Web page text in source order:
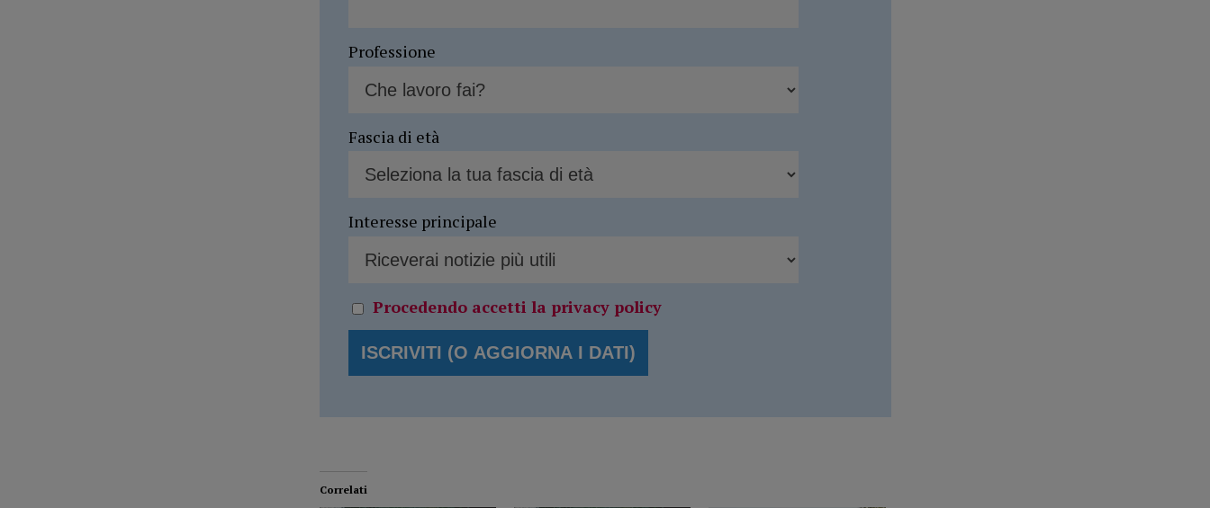
Professione
Fascia di età
Interesse principale
Procedendo accetti la privacy policy
Correlati